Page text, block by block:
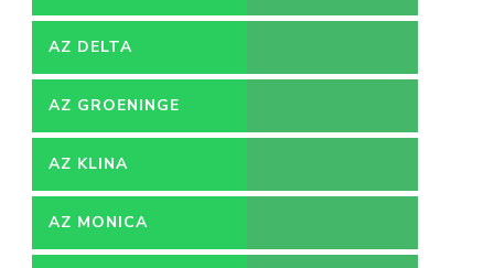
AZ DELTA
AZ GROENINGE
AZ KLINA
AZ MONICA